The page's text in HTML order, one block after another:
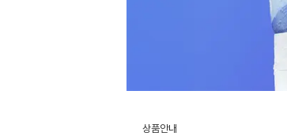
상품안내